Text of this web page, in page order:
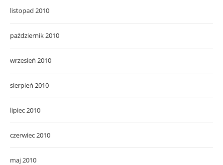
listopad 2010
październik 2010
wrzesień 2010
sierpień 2010
lipiec 2010
czerwiec 2010
maj 2010